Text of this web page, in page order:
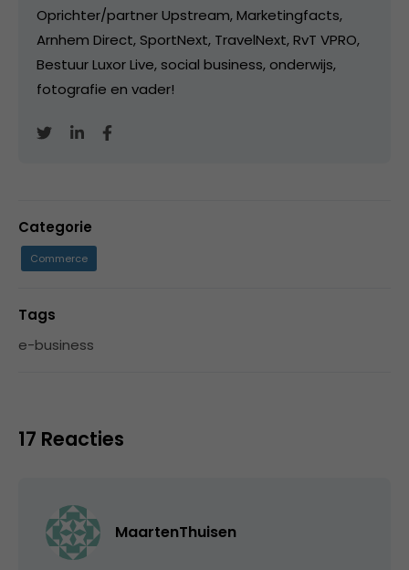
Oprichter/partner Upstream, Marketingfacts,
Arnhem Direct, SportNext, TravelNext, RvT VPRO,
Bestuur Luxor Live, social business, onderwijs,
fotografie en vader!
Categorie
Commerce
Tags
e-business
17 Reacties
MaartenThuisen